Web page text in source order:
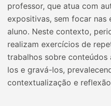
professor, que atua com
expositivas, sem focar nas
aluno. Neste contexto,
realizam exercícios de
trabalhos sobre
los e gravá-los,
contextualização e